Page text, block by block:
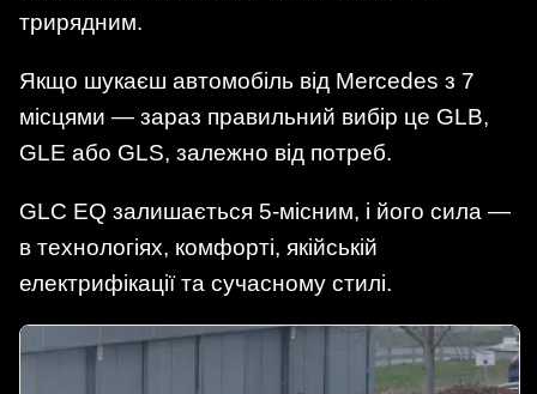
трирядним.
Якщо шукаєш автомобіль від Mercedes з 7
місцями — зараз правильний вибір це GLB,
GLE або GLS, залежно від потреб.
GLC EQ залишається 5-місним, і його сила —
в технологіях, комфорті, якійській
електрифікації та сучасному стилі.